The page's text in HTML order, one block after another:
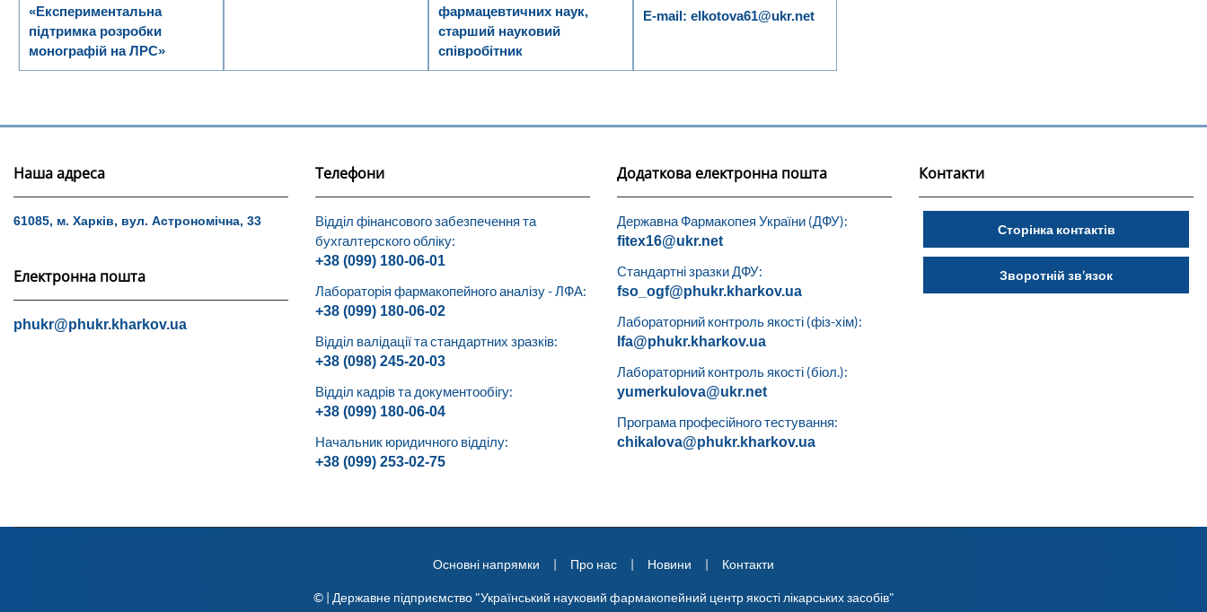
«Експериментальна
підтримка розробки
монографій на ЛРС»
фармацевтичних наук,
старший науковий
співробітник
E-mail:elkotova61@ukr.net
Наша адреса
61085, м. Харків, вул. Астрономічна, 33
Електронна пошта
phukr@phukr.kharkov.ua
Телефони
Відділ фінансового забезпечення та
бухгалтерского обліку:
+38 (099) 180-06-01
Лабораторія фармакопейного аналізу - ЛФА:
+38 (099) 180-06-02
Відділ валідації та стандартних зразків:
+38 (098) 245-20-03
Відділ кадрів та документообігу:
+38 (099) 180-06-04
Начальник юридичного відділу:
+38 (099) 253-02-75
Додаткова електронна пошта
Державна Фармакопея України (ДФУ):
fitex16@ukr.net
Стандартні зразки ДФУ:
fso_ogf@phukr.kharkov.ua
Лабораторний контроль якості (фіз-хім):
lfa@phukr.kharkov.ua
Лабораторний контроль якості (біол.):
yumerkulova@ukr.net
Програма професійного тестування:
chikalova@phukr.kharkov.ua
Контакти
Сторінка контактів
Зворотній зв’язок
Основні напрямки Про нас Новини Контакти
© | Державне підприємство "Український науковий фармакопейний центр якості лікарських засобів"